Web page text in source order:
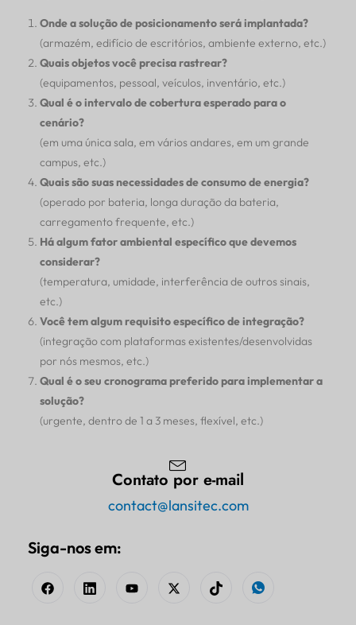
Onde a solução de posicionamento será implantada?
(armazém, edifício de escritórios, ambiente externo, etc.)
Quais objetos você precisa rastrear?
(equipamentos, pessoal, veículos, inventário, etc.)
Qual é o intervalo de cobertura esperado para o
cenário?
(em uma única sala, em vários andares, em um grande
campus, etc.)
Quais são suas necessidades de consumo de energia?
(operado por bateria, longa duração da bateria,
carregamento frequente, etc.)
Há algum fator ambiental específico que devemos
considerar?
(temperatura, umidade, interferência de outros sinais,
etc.)
Você tem algum requisito específico de integração?
(integração com plataformas existentes/desenvolvidas
por nós mesmos, etc.)
Qual é o seu cronograma preferido para implementar a
solução?
(urgente, dentro de 1 a 3 meses, flexível, etc.)
Contato por e-mail
contact@lansitec.com
Siga-nos em: